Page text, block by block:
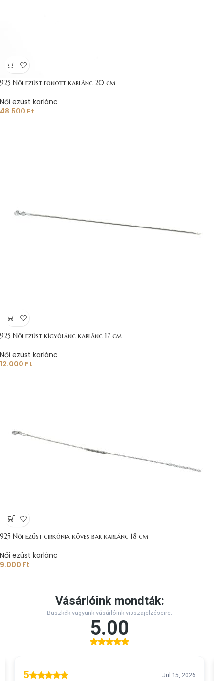
925 Női ezüst fonott karlánc 20 cm
Női ezüst karlánc
48.500 Ft
925 Női ezüst kígyólánc karlánc 17 cm
Női ezüst karlánc
12.000 Ft
925 Női ezüst cirkónia köves bar karlánc 18 cm
Női ezüst karlánc
9.000 Ft